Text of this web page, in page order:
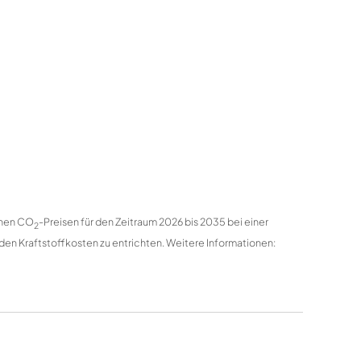
CO2-Preisen für den Zeitraum 2026 bis 2035 bei einer
Kraftstoffkosten zu entrichten. Weitere Informationen: